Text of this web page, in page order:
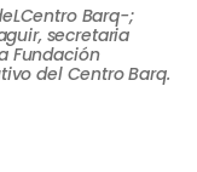
Barq-;
secretaria
Fundación
del Centro Barq.